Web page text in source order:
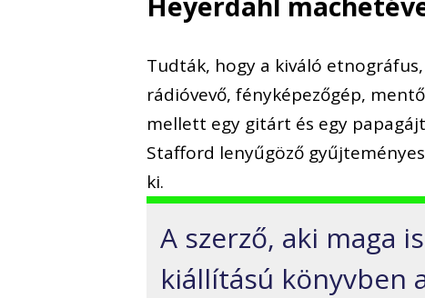
Tudták, hogy a kiváló
rádióvevő, fényképezőgép,
mellett egy gitárt és egy
Stafford lenyűgöző
ki.
A szerző, aki maga
kiállítású könyvben